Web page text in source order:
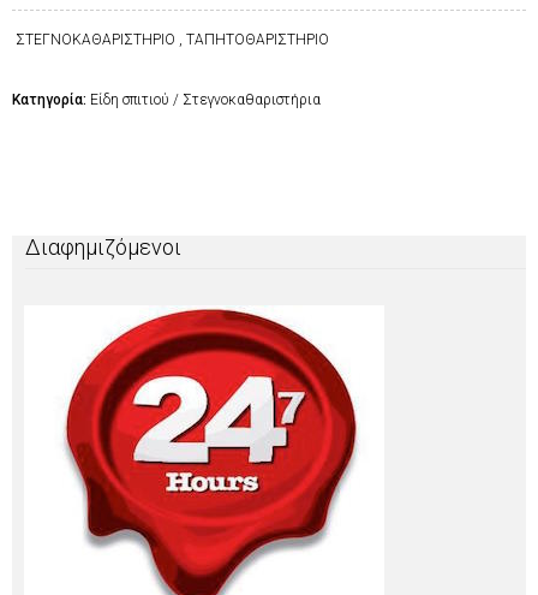
ΣΤΕΓΝΟΚΑΘΑΡΙΣΤΗΡΙΟ , ΤΑΠΗΤΟΘΑΡΙΣΤΗΡΙΟ
Κατηγορία: Είδη σπιτιού / Στεγνοκαθαριστήρια
Διαφημιζόμενοι